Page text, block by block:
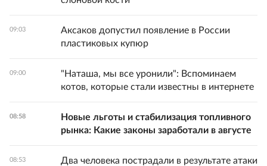
09:03
Аксаков допустил появление в России
пластиковых купюр
09:00
"Наташа, мы все уронили": Вспоминаем
котов, которые стали известны в интернете
08:58
Новые льготы и стабилизация топливного
рынка: Какие законы заработали в августе
08:53
Два человека пострадали в результате атаки